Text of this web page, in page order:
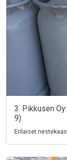
3. Pikkusen
9)
Erilaiset